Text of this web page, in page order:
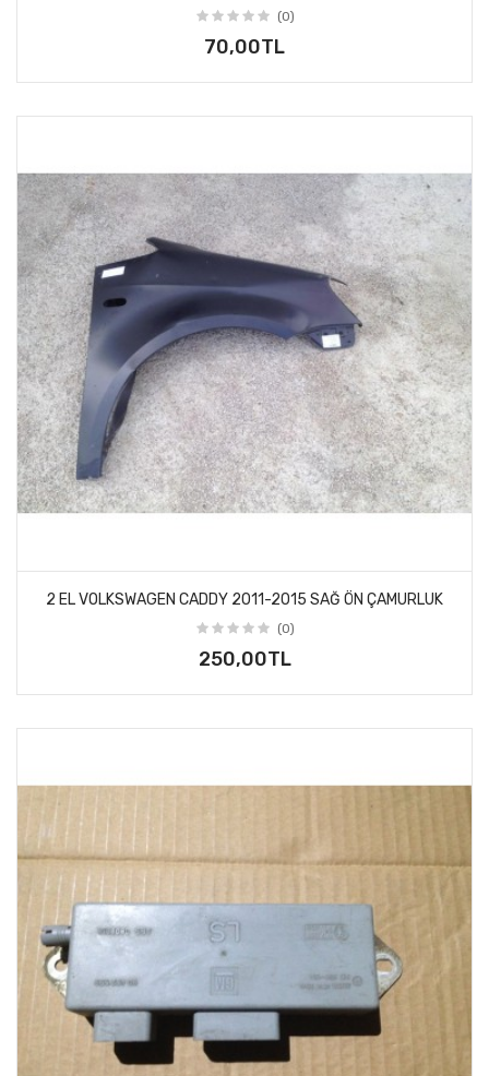
(0)
70,00TL
2 EL VOLKSWAGEN CADDY 2011-2015 SAĞ ÖN ÇAMURLUK
(0)
250,00TL